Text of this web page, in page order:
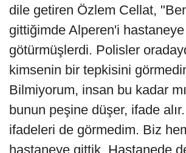
dile getiren Özlem Cellat,
gittiğimde Alperen'i hastaneye
götürmüşlerdi. Polisler
kimsenin bir tepkisini
Bilmiyorum, insan bu kadar
bunun peşine düşer, ifade
ifadeleri de görmedim. Biz
hastaneye gittik. Hastanede